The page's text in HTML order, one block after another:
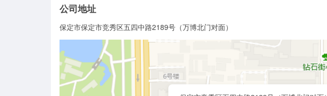
公司地址
保定市保定市竞秀区五四中路2189号（万博北门对面）